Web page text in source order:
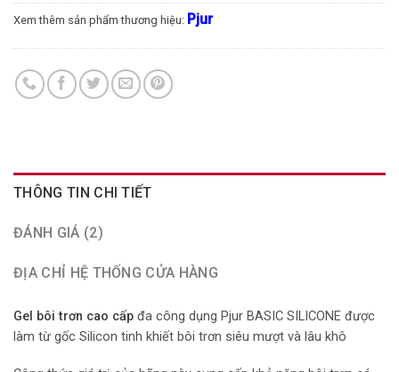
Xem thêm sản phẩm thương hiệu: Pjur
THÔNG TIN CHI TIẾT
ĐÁNH GIÁ (2)
ĐỊA CHỈ HỆ THỐNG CỬA HÀNG
Gel bôi trơn cao cấp đa công dụng Pjur BASIC SILICONE được
làm từ gốc Silicon tinh khiết bôi trơn siêu mượt và lâu khô